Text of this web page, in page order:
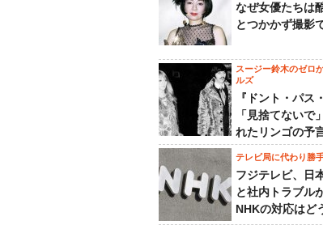
なぜ女優たちは
とつかかず撮影
スージー鈴木のゼロ
ルズ
『ドント・パス
「見捨てないで
れたリンゴの予
テレビ局に代わり勝
フジテレビ、日
と社内トラブル
NHKの対応はど